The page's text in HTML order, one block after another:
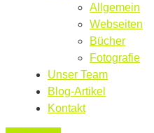
Allgemein
Webseiten
Bücher
Fotografie
Unser Team
Blog-Artikel
Kontakt